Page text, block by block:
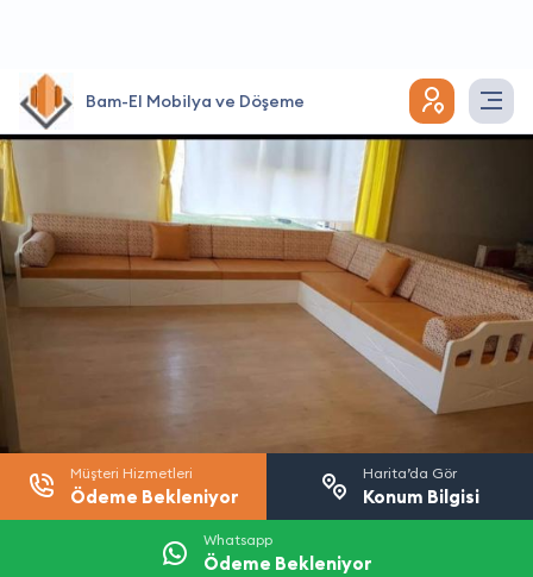
Bam-El Mobilya ve Döşeme
Müşteri Hizmetleri
Ödeme Bekleniyor
Harita’da Gör
Konum Bilgisi
Whatsapp
Ödeme Bekleniyor